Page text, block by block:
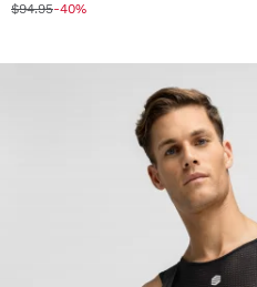
$94.95-40%